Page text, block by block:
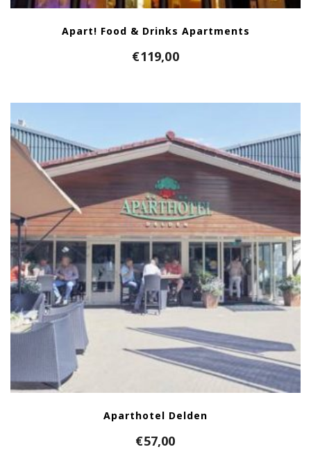
Apart! Food & Drinks Apartments
€119,00
Aparthotel Delden
€57,00